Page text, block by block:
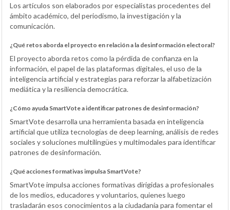
Los artículos son elaborados por especialistas procedentes del
ámbito académico, del periodismo, la investigación y la
comunicación.
¿Qué retos aborda el proyecto en relación a la desinformación electoral?
El proyecto aborda retos como la pérdida de confianza en la
información, el papel de las plataformas digitales, el uso de la
inteligencia artificial y estrategias para reforzar la alfabetización
mediática y la resiliencia democrática.
¿Cómo ayuda SmartVote a identificar patrones de desinformación?
SmartVote desarrolla una herramienta basada en inteligencia
artificial que utiliza tecnologías de deep learning, análisis de redes
sociales y soluciones multilingües y multimodales para identificar
patrones de desinformación.
¿Qué acciones formativas impulsa SmartVote?
SmartVote impulsa acciones formativas dirigidas a profesionales
de los medios, educadores y voluntarios, quienes luego
trasladarán esos conocimientos a la ciudadanía para fomentar el